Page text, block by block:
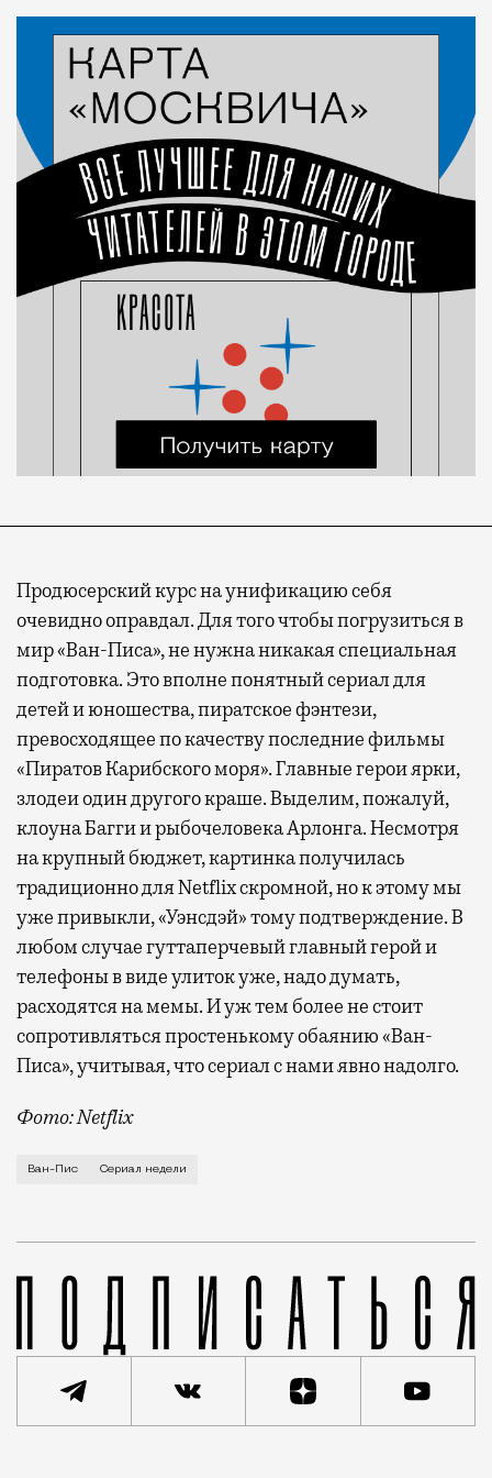
Продюсерский курс на унификацию себя
очевидно оправдал. Для того чтобы погрузиться в
мир «Ван-Писа», не нужна никакая специальная
подготовка. Это вполне понятный сериал для
детей и юношества, пиратское фэнтези,
превосходящее по качеству последние фильмы
«Пиратов Карибского моря». Главные герои ярки,
злодеи один другого краше. Выделим, пожалуй,
клоуна Багги и рыбочеловека Арлонга. Несмотря
на крупный бюджет, картинка получилась
традиционно для Netflix скромной, но к этому мы
уже привыкли, «Уэнсдэй» тому подтверждение. В
любом случае гуттаперчевый главный герой и
телефоны в виде улиток уже, надо думать,
расходятся на мемы. И уж тем более не стоит
сопротивляться простенькому обаянию «Ван-
Писа», учитывая, что сериал с нами явно надолго.
Фото: Netflix
Когда король пиратов Гол Д. Роджер взошел на
Ван-Пис Сериал недели